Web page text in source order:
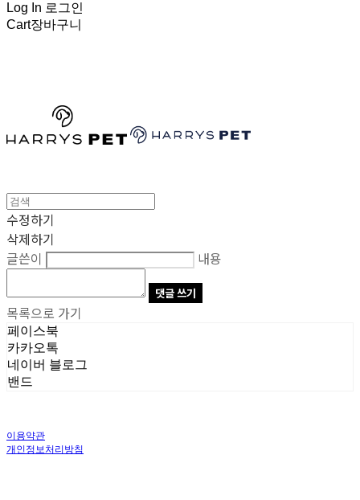
Log In 로그인
Cart장바구니
수정하기
삭제하기
글쓴이
내용
댓글 쓰기
목록으로 가기
페이스북
카카오톡
네이버 블로그
밴드
이용약관
개인정보처리방침